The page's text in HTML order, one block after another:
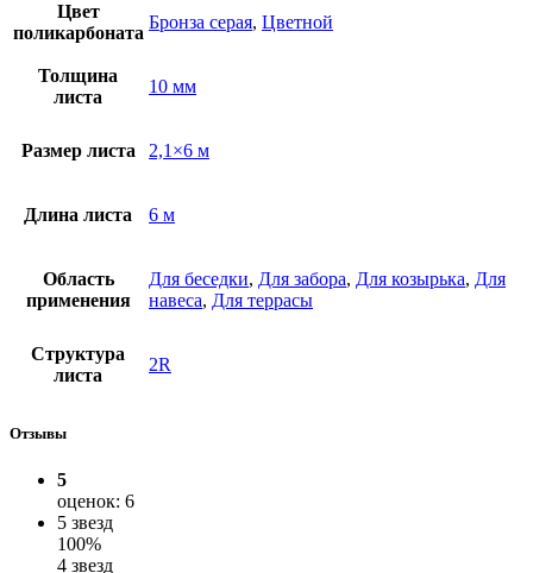
Цвет
поликарбоната
Бронза серая, Цветной
Толщина
листа
10 мм
Размер листа 2,1×6 м
Длина листа 6 м
Область
применения
Для беседки, Для забора, Для козырька, Для
навеса, Для террасы
Структура
листа
2R
Отзывы
5
оценок: 6
5 звезд
100%
4 звезд